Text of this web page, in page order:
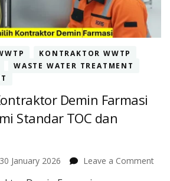
KONTRAKTOR WWTP
WASTE WATER TREATMENT
Demin Farmasi
Standar TOC dan
30 January 2026 Leave a Commenton